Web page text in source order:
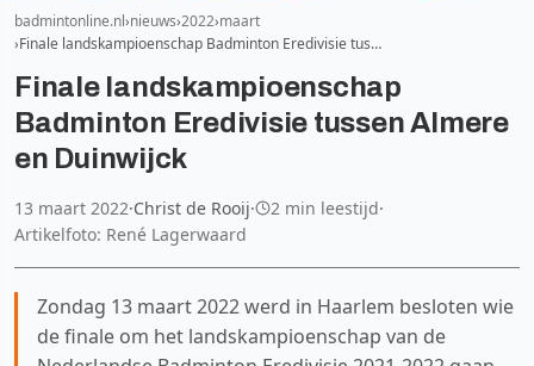
badmintonline.nl nieuws 2022 maart
Finale landskampioenschap Badminton Eredivisie tus…
Finale landskampioenschap
Badminton Eredivisie tussen Almere
en Duinwijck
13 maart 2022·Christ de Rooij· 2 min leestijd·
Artikelfoto: René Lagerwaard
Zondag 13 maart 2022 werd in Haarlem besloten wie
de finale om het landskampioenschap van de